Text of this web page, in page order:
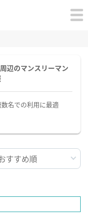
辺のマンスリーマン
名での利用に最適